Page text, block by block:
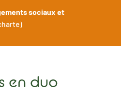
sociaux et
en duo